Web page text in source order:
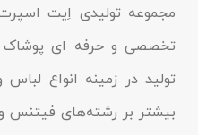
مجموعه تولیدى اِیت
تولید در زمینه انواع لباس
بیشتر بر رشته‌های فیتنس و